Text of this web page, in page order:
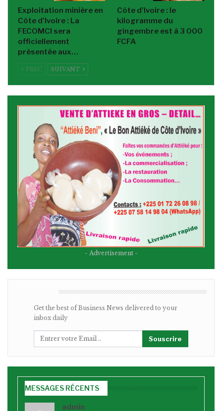
Exploitation minière en
Côte d’Ivoire : La
FECOMCI sera
officiellement
présentée aux…
Côte d’Ivoire : le
kilogramme du
gingembre est à 3 000
FCFA
PREC SUIVANT
- Advertisement -
Get the best of Business News delivered to your
inbox daily
Souscrire
MESSAGES RÉCENTS
admin